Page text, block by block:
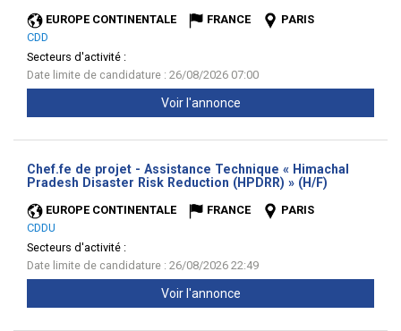
EUROPE CONTINENTALE FRANCE
PARIS
CDD
Secteurs d'activité :
Date limite de candidature : 26/08/2026 07:00
Voir l'annonce
Chef.fe de projet - Assistance Technique « Himachal
Pradesh Disaster Risk Reduction (HPDRR) » (H/F)
EUROPE CONTINENTALE FRANCE
PARIS
CDDU
Secteurs d'activité :
Date limite de candidature : 26/08/2026 22:49
Voir l'annonce